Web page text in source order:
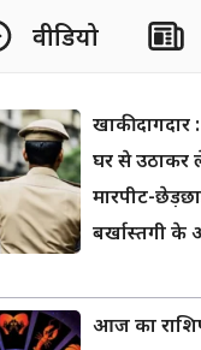
वीडियो
खाकी
घर से उठाकर
मारपीट-
बर्खास्तगी
आज का